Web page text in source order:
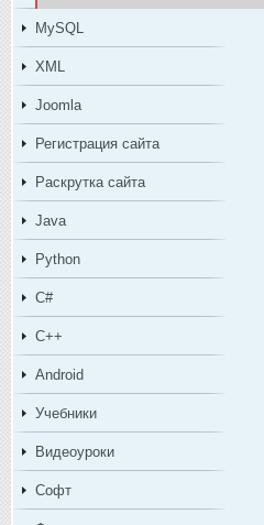
MySQL
XML
Joomla
Регистрация сайта
Раскрутка сайта
Java
Python
C#
C++
Android
Учебники
Видеоуроки
Софт